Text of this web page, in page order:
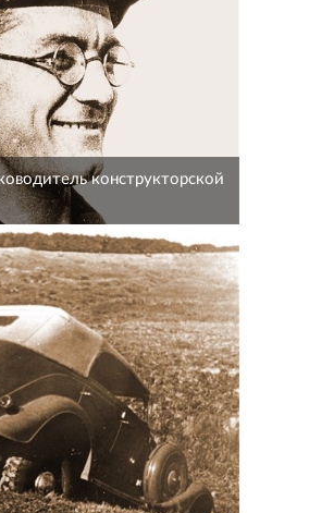
конструкторской